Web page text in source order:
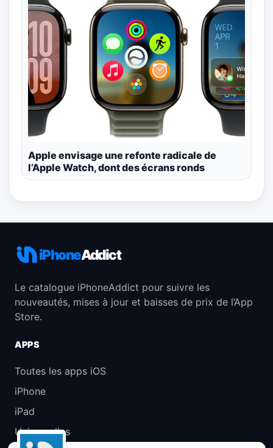
Apple envisage une refonte radicale de
l’Apple Watch, dont des écrans ronds
iPhoneAddict
Le catalogue iPhoneAddict pour suivre les
nouveautés, mises à jour et baisses de prix de l’App
Store.
APPS
Toutes les apps iOS
iPhone
iPad
Universelles